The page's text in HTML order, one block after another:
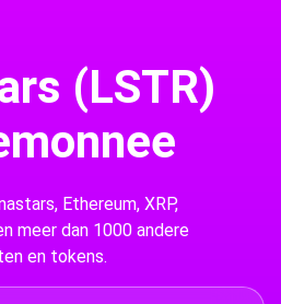
(LSTR)
Ethereum, XRP,
meer dan 1000 andere
en tokens.